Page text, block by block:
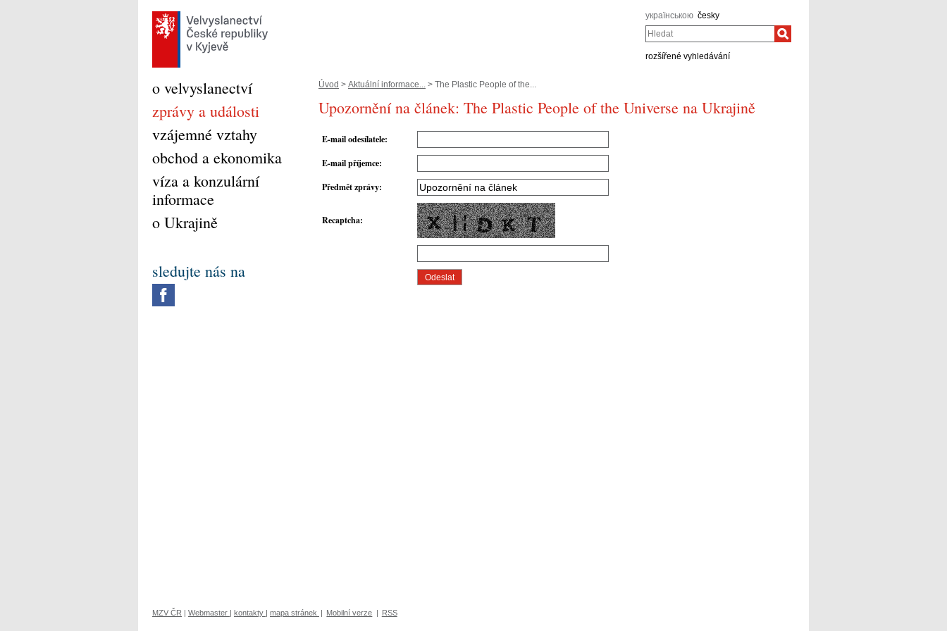
українською česky
Hledat
rozšířené vyhledávání
Úvod > Aktuální informace... > The Plastic People of the...
Upozornění na článek: The Plastic People of the Universe na Ukrajině
E-mail odesílatele:
E-mail příjemce:
Předmět zprávy:
Recaptcha:
o velvyslanectví
zprávy a události
vzájemné vztahy
obchod a ekonomika
víza a konzulární
informace
o Ukrajině
sledujte nás na
MZV ČR | Webmaster | kontakty | mapa stránek | Mobilní verze | RSS